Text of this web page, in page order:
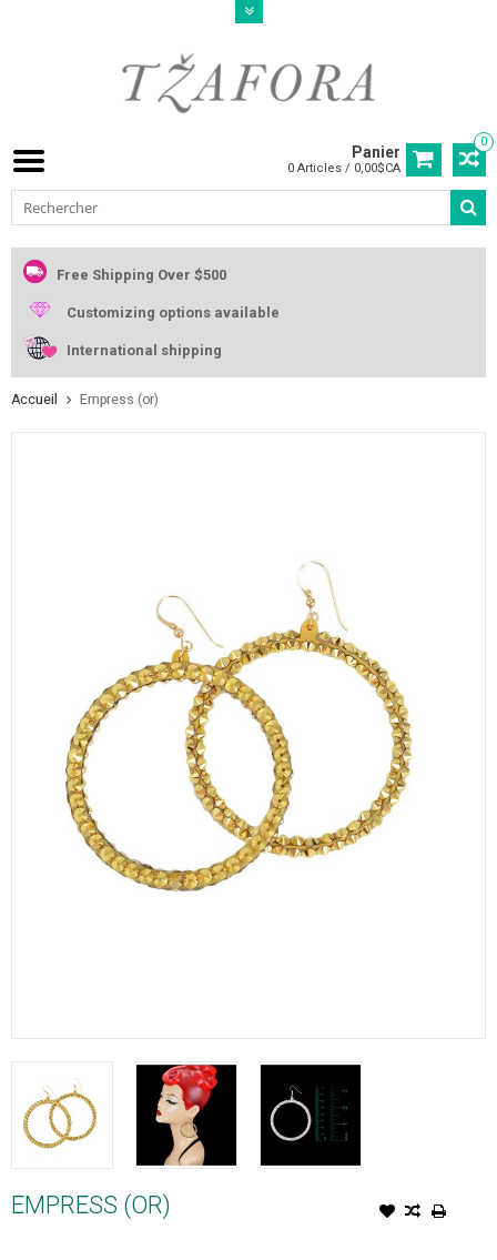
0
Panier
0 Articles / 0,00$CA
Free Shipping Over $500
Customizing options available
International shipping
Accueil Empress (or)
EMPRESS (OR)